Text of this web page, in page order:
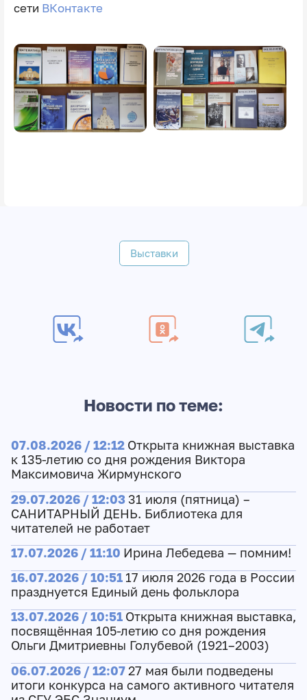
сети ВКонтакте
Image Image
Выставки
Новости по теме:
07.08.2026 / 12:12 Открыта книжная выставка
к 135-летию со дня рождения Виктора
Максимовича Жирмунского
29.07.2026 / 12:03 31 июля (пятница) –
САНИТАРНЫЙ ДЕНЬ. Библиотека для
читателей не работает
17.07.2026 / 11:10 Ирина Лебедева — помним!
16.07.2026 / 10:51 17 июля 2026 года в России
празднуется Единый день фольклора
13.07.2026 / 10:51 Открыта книжная выставка,
посвящённая 105-летию со дня рождения
Ольги Дмитриевны Голубевой (1921–2003)
06.07.2026 / 12:0727 мая были подведены
итоги конкурса на самого активного читателя